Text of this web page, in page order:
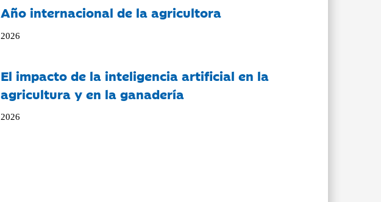
Año internacional de la agricultora
2026
El impacto de la inteligencia artificial en la
agricultura y en la ganadería
2026